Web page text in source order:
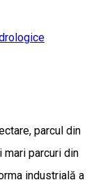
parcul din
mari parcuri din
industrială a